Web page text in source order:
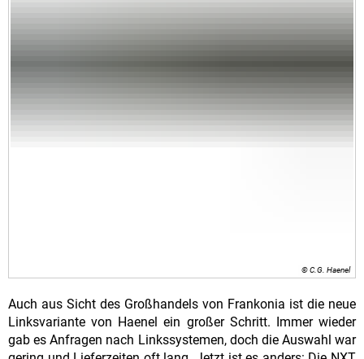
© C.G. Haenel
Auch aus Sicht des Großhandels von Frankonia ist die neue
Linksvariante von Haenel ein großer Schritt. Immer wieder
gab es Anfragen nach Linkssystemen, doch die Auswahl war